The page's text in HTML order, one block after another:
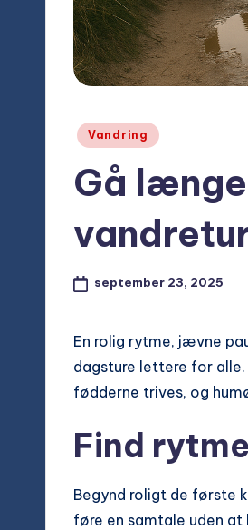
Posted
Vandring
Gå
september 23, 2025
En rolig rytme, jævne
dagsture lettere for alle.
fødderne trives, og
Find
Begynd roligt de første
føre en samtale uden